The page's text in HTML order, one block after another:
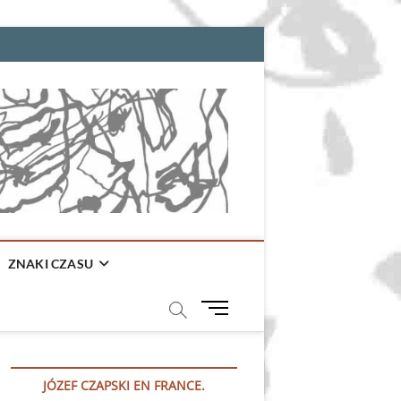
ZNAKI CZASU
M
u
JÓZEF CZAPSKI EN FRANCE.